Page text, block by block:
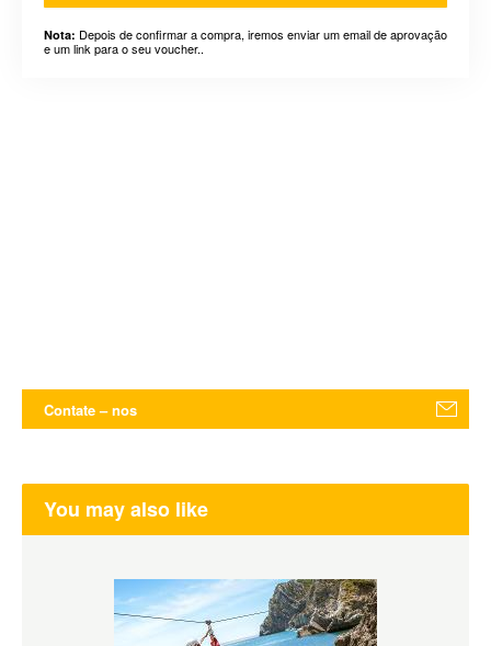
Nota: Depois de confirmar a compra, iremos enviar um email de aprovação
e um link para o seu voucher..
Contate – nos
You may also like